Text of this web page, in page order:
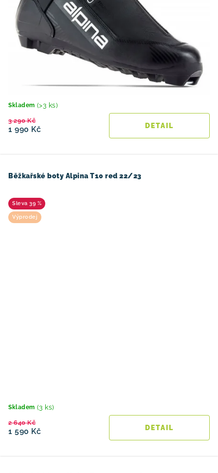
Skladem (>3 ks)
1 990 Kč
3 290 Kč
Běžkařské boty Alpina T10 red 22/23
39 %
Výprodej
Skladem (3 ks)
1 590 Kč
2 640 Kč